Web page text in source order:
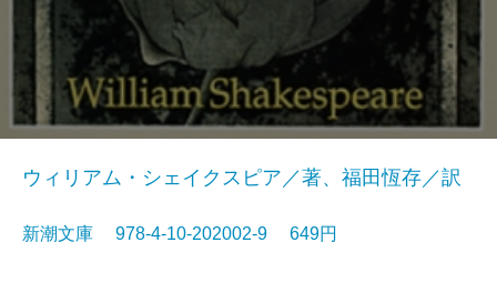
ウィリアム・シェイクスピア／著、福田恆存／訳
新潮文庫 978-4-10-202002-9 649円